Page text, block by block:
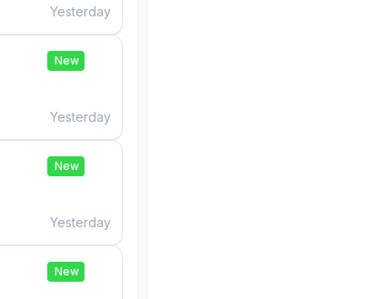
Yesterday
New
Yesterday
New
Yesterday
New